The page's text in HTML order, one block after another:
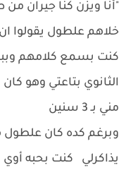
"أنا ويزن كنا جيران
خلاهم علطول يقولوا ان
كنت بسمع كلامهم
الثانوي بتاعتي وهو
مني بـ 3 سنين
وبرغم كده كان علطول
يذاكرلي كنت بحبه